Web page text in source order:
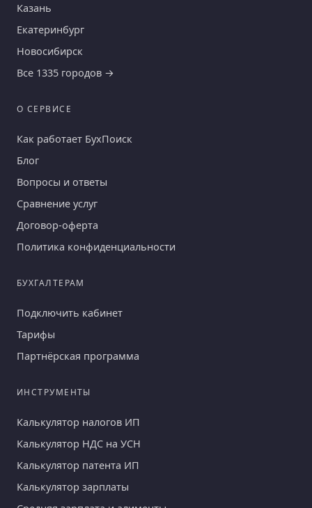
Казань
Екатеринбург
Новосибирск
Все 1335 городов →
О СЕРВИСЕ
Как работает БухПоиск
Блог
Вопросы и ответы
Сравнение услуг
Договор-оферта
Политика конфиденциальности
БУХГАЛТЕРАМ
Подключить кабинет
Тарифы
Партнёрская программа
ИНСТРУМЕНТЫ
Калькулятор налогов ИП
Калькулятор НДС на УСН
Калькулятор патента ИП
Калькулятор зарплаты